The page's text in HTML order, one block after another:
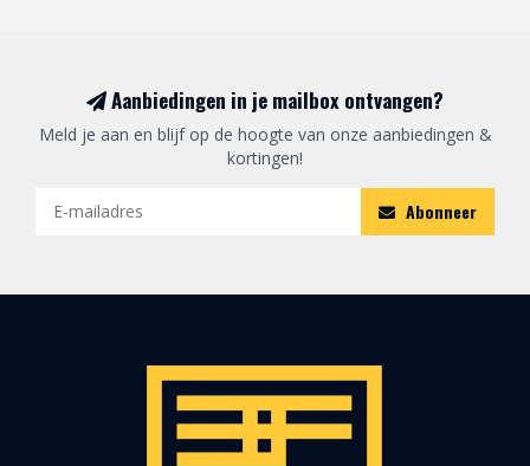
Aanbiedingen in je mailbox ontvangen?
Meld je aan en blijf op de hoogte van onze aanbiedingen &
kortingen!
Abonneer